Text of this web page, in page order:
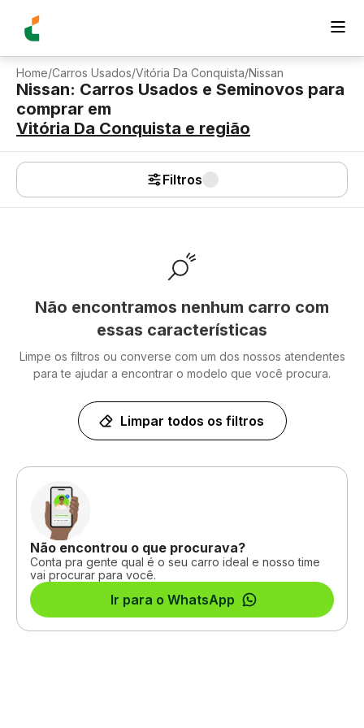
Home/Carros Usados/Vitória Da Conquista/Nissan
Nissan: Carros Usados e Seminovos para
comprar em
Vitória Da Conquista e região
Filtros
Não encontramos nenhum carro com
essas características
Limpe os filtros ou converse com um dos nossos atendentes
para te ajudar a encontrar o modelo que você procura.
Limpar todos os filtros
Não encontrou o que procurava?
Conta pra gente qual é o seu carro ideal e nosso time
vai procurar para você.
Ir para o WhatsApp